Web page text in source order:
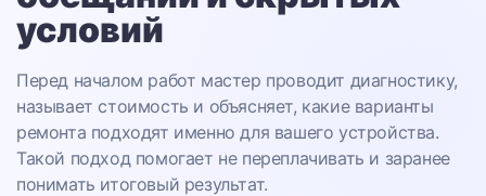
условий
Перед началом работ мастер проводит диагностику,
называет стоимость и объясняет, какие варианты
ремонта подходят именно для вашего устройства.
Такой подход помогает не переплачивать и заранее
понимать итоговый результат.